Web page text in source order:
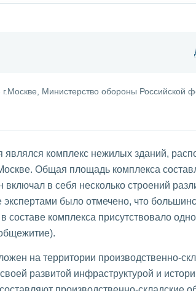
Министерство обороны Российской
являлся комплекс нежилых зданий,
Общая площадь комплекса
включал в себя несколько строений
экспертами было отмечено, что
составе комплекса присутствовало
на территории производственно-
развитой инфраструктурой и